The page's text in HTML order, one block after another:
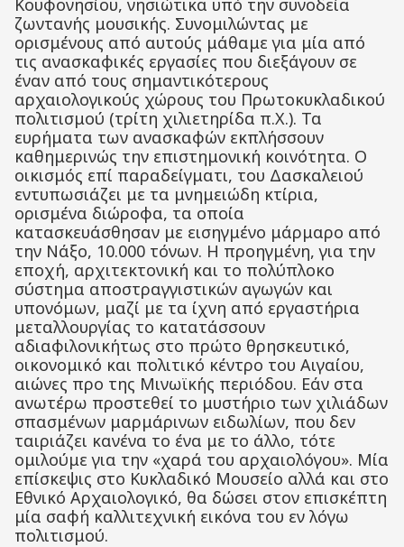
Κουφονησίου, νησιώτικα υπό την συνοδεία
ζωντανής μουσικής. Συνομιλώντας με
ορισμένους από αυτούς μάθαμε για μία από
τις ανασκαφικές εργασίες που διεξάγουν σε
έναν από τους σημαντικότερους
αρχαιολογικούς χώρους του Πρωτοκυκλαδικού
πολιτισμού (τρίτη χιλιετηρίδα π.Χ.). Τα
ευρήματα των ανασκαφών εκπλήσσουν
καθημερινώς την επιστημονική κοινότητα. Ο
οικισμός επί παραδείγματι, του Δασκαλειού
εντυπωσιάζει με τα μνημειώδη κτίρια,
ορισμένα διώροφα, τα οποία
κατασκευάσθησαν με εισηγμένο μάρμαρο από
την Νάξο, 10.000 τόνων. Η προηγμένη, για την
εποχή, αρχιτεκτονική και το πολύπλοκο
σύστημα αποστραγγιστικών αγωγών και
υπονόμων, μαζί με τα ίχνη από εργαστήρια
μεταλλουργίας το κατατάσσουν
αδιαφιλονικήτως στο πρώτο θρησκευτικό,
οικονομικό και πολιτικό κέντρο του Αιγαίου,
αιώνες προ της Μινωϊκής περιόδου. Εάν στα
ανωτέρω προστεθεί το μυστήριο των χιλιάδων
σπασμένων μαρμάρινων ειδωλίων, που δεν
ταιριάζει κανένα το ένα με το άλλο, τότε
ομιλούμε για την «χαρά του αρχαιολόγου». Μία
επίσκεψις στο Κυκλαδικό Μουσείο αλλά και στο
Εθνικό Αρχαιολογικό, θα δώσει στον επισκέπτη
μία σαφή καλλιτεχνική εικόνα του εν λόγω
πολιτισμού.